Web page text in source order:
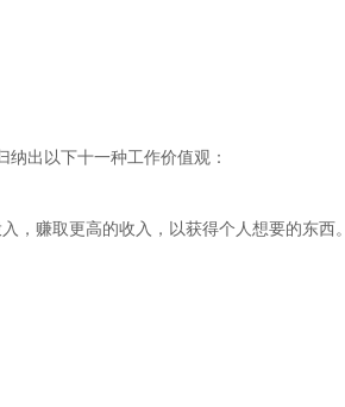
出以下十一种工作价值观：
赚取更高的收入，以获得个人想要的东西。